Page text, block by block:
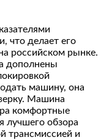
что делает его
российском рынке.
дополнены
машину, она
Машина
комфортные
лучшего обзора
трансмиссией и